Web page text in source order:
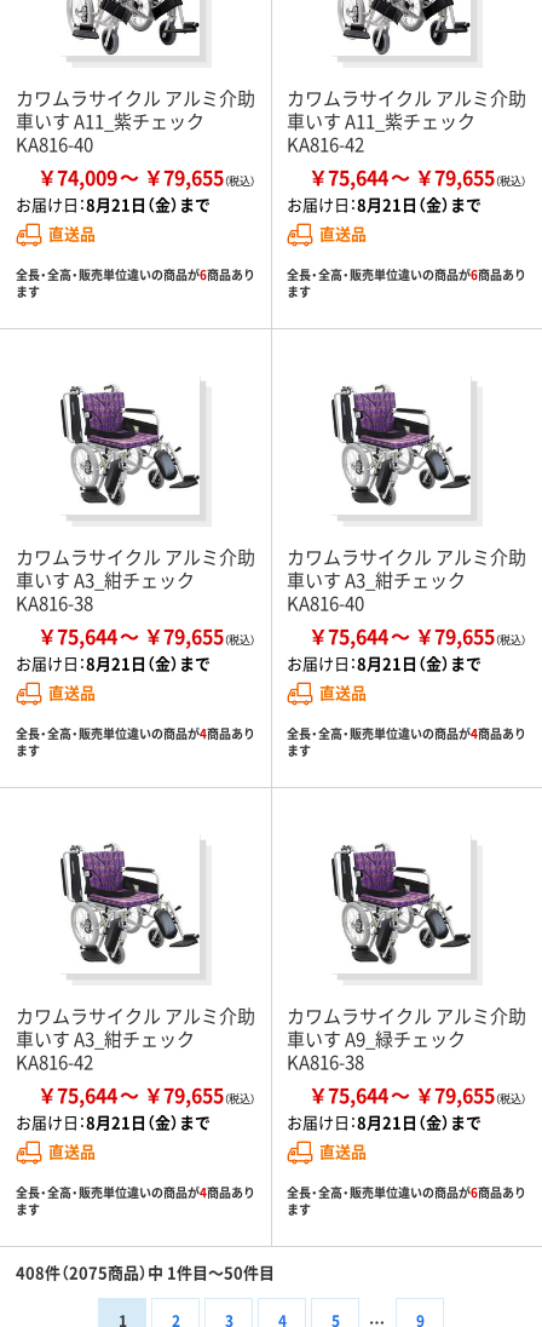
カワムラサイクル アルミ介助
車いす A11_紫チェック
KA816-40
￥74,009 ￥79,655
お届け日：8月21日（金）まで
直送品
全長・全高・販売単位違いの商品が6商品あり
ます
カワムラサイクル アルミ介助
車いす A11_紫チェック
KA816-42
￥75,644 ￥79,655
お届け日：8月21日（金）まで
直送品
全長・全高・販売単位違いの商品が6商品あり
ます
カワムラサイクル アルミ介助
車いす A3_紺チェック
KA816-38
￥75,644 ￥79,655
お届け日：8月21日（金）まで
直送品
全長・全高・販売単位違いの商品が4商品あり
ます
カワムラサイクル アルミ介助
車いす A3_紺チェック
KA816-40
￥75,644 ￥79,655
お届け日：8月21日（金）まで
直送品
全長・全高・販売単位違いの商品が4商品あり
ます
カワムラサイクル アルミ介助
車いす A3_紺チェック
KA816-42
￥75,644 ￥79,655
お届け日：8月21日（金）まで
直送品
全長・全高・販売単位違いの商品が4商品あり
ます
カワムラサイクル アルミ介助
車いす A9_緑チェック
KA816-38
￥75,644 ￥79,655
お届け日：8月21日（金）まで
直送品
全長・全高・販売単位違いの商品が6商品あり
ます
408件（2075商品）中 1件目～50件目
1 2 3 4 5 9